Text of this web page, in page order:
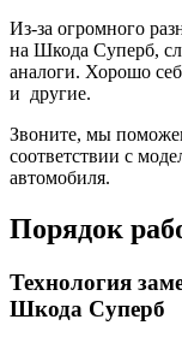
Из-за огромного
на Шкода Суперб,
аналоги. Хорошо
и другие.
Звоните, мы
соответствии с
автомобиля.
Порядок
Технология
Шкода Суперб